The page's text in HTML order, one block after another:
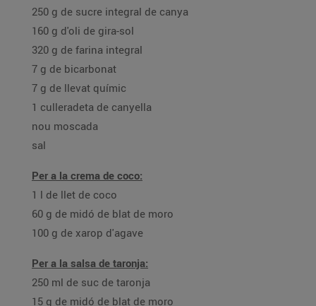
250 g de sucre integral de canya
160 g d'oli de gira-sol
320 g de farina integral
7 g de bicarbonat
7 g de llevat químic
1 culleradeta de canyella
nou moscada
sal
Per a la crema de coco:
1 l de llet de coco
60 g de midó de blat de moro
100 g de xarop d'agave
Per a la salsa de taronja:
250 ml de suc de taronja
15 g de midó de blat de moro